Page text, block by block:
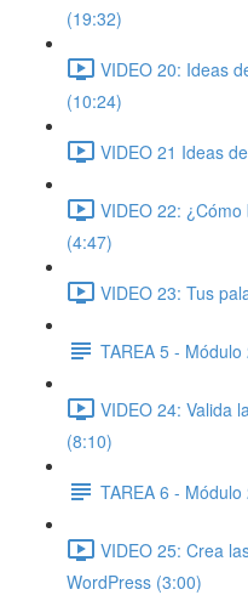
(19:32)
VIDEO 20: Ideas
(10:24)
VIDEO 21 Ideas
VIDEO 22:
(4:47)
VIDEO 23: Tus
TAREA 5 - Módulo
VIDEO 24: Valida
(8:10)
TAREA 6 - Módulo
VIDEO 25: Crea
WordPress (3:00)